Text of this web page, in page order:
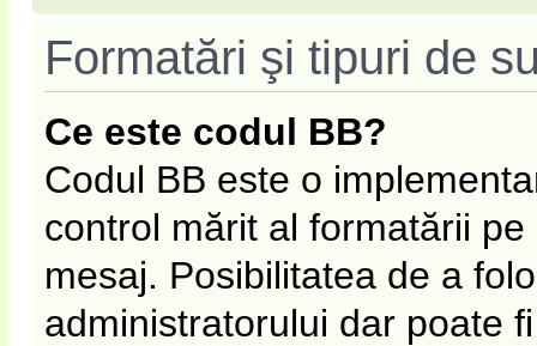
Formatări şi tipuri de
Ce este codul BB?
Codul BB este o
control mărit al formatării
mesaj. Posibilitatea de a
administratorului dar poate